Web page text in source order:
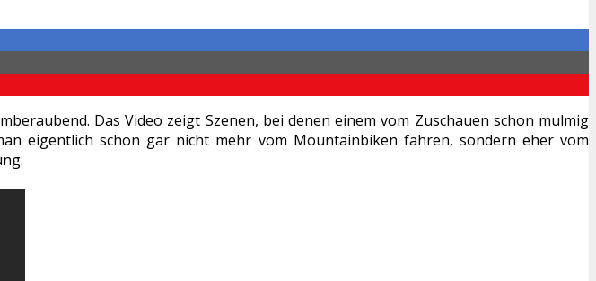
Das Video zeigt Szenen, bei denen einem vom Zuschauen schon mulmig
eigentlich schon gar nicht mehr vom Mountainbiken fahren, sondern eher vom